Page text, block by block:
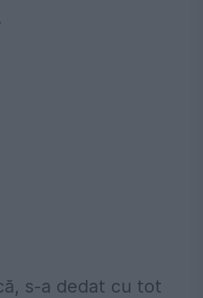
s-a dedat cu tot